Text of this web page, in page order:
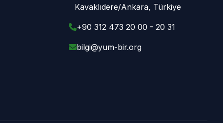
Kavaklıdere/Ankara, Türkiye
+90 312 473 20 00 - 20 31
bilgi@yum-bir.org